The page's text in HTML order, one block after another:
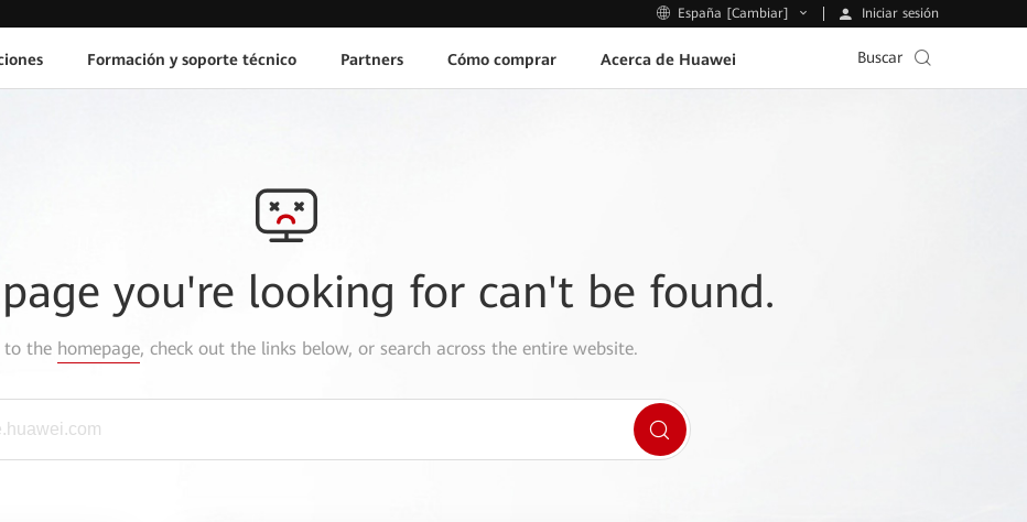
España [Cambiar] Iniciar sesión
Formación y soporte técnico Partners Cómo comprar Acerca de Huawei Buscar
you're looking for can't be found.
to the homepage, check out the links below, or search across the entire website.